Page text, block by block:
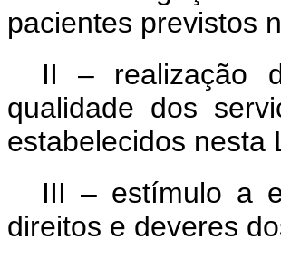
pacientes previstos
II – realização
qualidade dos
estabelecidos nesta
III – estímulo a
direitos e deveres